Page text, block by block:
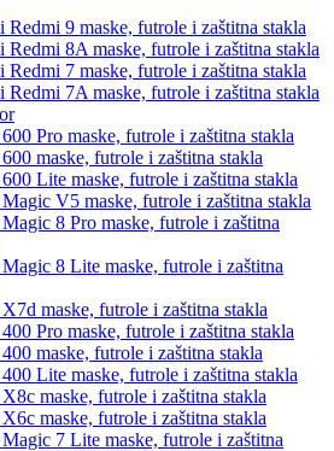
Redmi 9 maske, futrole i zaštitna stakla
Redmi 8A maske, futrole i zaštitna stakla
Redmi 7 maske, futrole i zaštitna stakla
Redmi 7A maske, futrole i zaštitna stakla
Pro maske, futrole i zaštitna stakla
maske, futrole i zaštitna stakla
Lite maske, futrole i zaštitna stakla
V5 maske, futrole i zaštitna stakla
8 Pro maske, futrole i zaštitna
8 Lite maske, futrole i zaštitna
maske, futrole i zaštitna stakla
Pro maske, futrole i zaštitna stakla
maske, futrole i zaštitna stakla
Lite maske, futrole i zaštitna stakla
maske, futrole i zaštitna stakla
maske, futrole i zaštitna stakla
7 Lite maske, futrole i zaštitna